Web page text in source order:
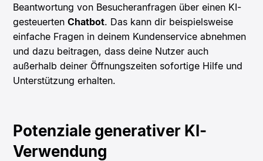
Beantwortung von Besucheranfragen über einen KI-
gesteuertenChatbot. Das kann dir beispielsweise
einfache Fragen in deinem Kundenservice abnehmen
und dazu beitragen, dass deine Nutzer auch
außerhalb deiner Öffnungszeiten sofortige Hilfe und
Unterstützung erhalten.
Potenziale generativer KI-
Verwendung